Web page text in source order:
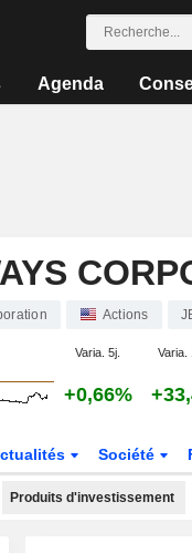
Agenda
Actions
Varia. 5j. Varia.
+0,66%
Société
Produits d'investissement